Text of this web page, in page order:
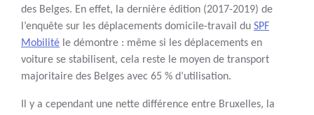
des Belges. En effet, la dernière édition (2017-2019) de
l’enquête sur les déplacements domicile-travail du SPF
Mobilité le démontre : même si les déplacements en
voiture se stabilisent, cela reste le moyen de transport
majoritaire des Belges avec 65 % d’utilisation.
Il y a cependant une nette différence entre Bruxelles, la